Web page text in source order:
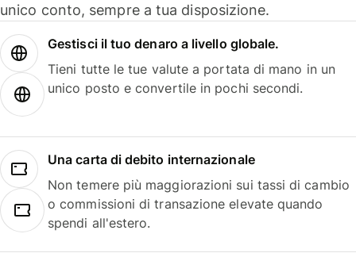
unico conto, sempre a tua disposizione.
Gestisci il tuo denaro a livello globale.
Tieni tutte le tue valute a portata di mano in un
unico posto e convertile in pochi secondi.
Una carta di debito internazionale
Non temere più maggiorazioni sui tassi di cambio
o commissioni di transazione elevate quando
spendi all'estero.